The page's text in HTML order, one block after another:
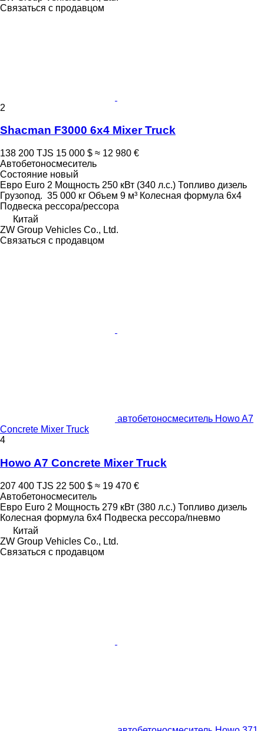
Связаться с продавцом
2
Shacman F3000 6x4 Mixer Truck
138 200 TJS 15 000 $ ≈ 12 980 €
Автобетоносмеситель
Состояние новый
Евро Euro 2 Мощность 250 кВт (340 л.с.) Топливо дизель
Грузопод. 35 000 кг Объем 9 м³ Колесная формула 6x4
Подвеска рессора/рессора
Китай
ZW Group Vehicles Co., Ltd.
Связаться с продавцом
автобетоносмеситель Howo A7
Concrete Mixer Truck
4
Howo A7 Concrete Mixer Truck
207 400 TJS 22 500 $ ≈ 19 470 €
Автобетоносмеситель
Евро Euro 2 Мощность 279 кВт (380 л.с.) Топливо дизель
Колесная формула 6x4 Подвеска рессора/пневмо
Китай
ZW Group Vehicles Co., Ltd.
Связаться с продавцом